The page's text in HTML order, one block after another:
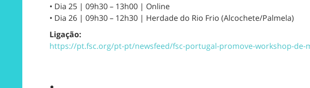
• Dia 25 | 09h30 – 13h00 | Online
• Dia 26 | 09h30 – 12h30 | Herdade do Rio Frio (Alcochete/Palmela)
Ligação:
https://pt.fsc.org/pt-pt/newsfeed/fsc-portugal-promove-workshop-de-